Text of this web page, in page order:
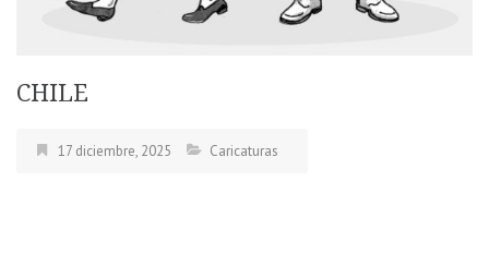
CHILE
17 diciembre, 2025 Caricaturas